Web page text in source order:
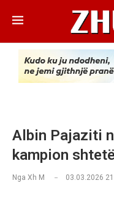
Albin Pajaziti
kampion
Nga Xh M 03.03.2026